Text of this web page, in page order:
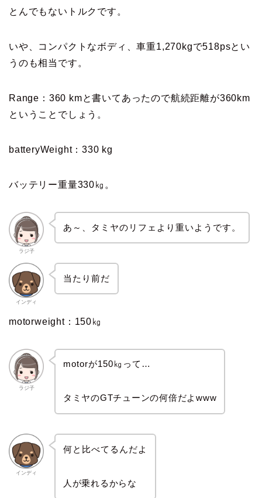
とんでもないトルクです。
いや、コンパクトなボディ、車重1,270kgで518psとい
うのも相当です。
Range：360 kmと書いてあったので航続距離が360km
ということでしょう。
batteryWeight：330 kg
バッテリー重量330㎏。
ラジ子
あ～、タミヤのリフェより重いようです。
インディ
当たり前だ
motorweight：150㎏
ラジ子
motorが150㎏って…
タミヤのGTチューンの何倍だよwww
インディ
何と比べてるんだよ
人が乗れるからな